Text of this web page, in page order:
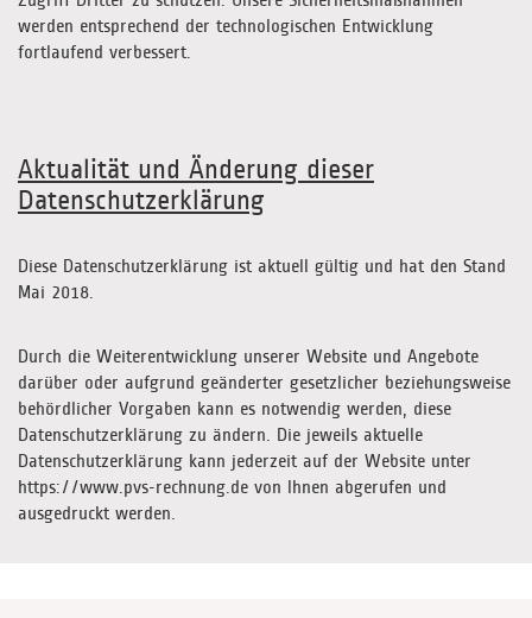
werden entsprechend der technologischen Entwicklung
fortlaufend verbessert.
Aktualität und Änderung dieser
Datenschutzerklärung
Diese Datenschutzerklärung ist aktuell gültig und hat den Stand
Mai 2018.
Durch die Weiterentwicklung unserer Website und Angebote
darüber oder aufgrund geänderter gesetzlicher beziehungsweise
behördlicher Vorgaben kann es notwendig werden, diese
Datenschutzerklärung zu ändern. Die jeweils aktuelle
Datenschutzerklärung kann jederzeit auf der Website unter
https://www.pvs-rechnung.de von Ihnen abgerufen und
ausgedruckt werden.